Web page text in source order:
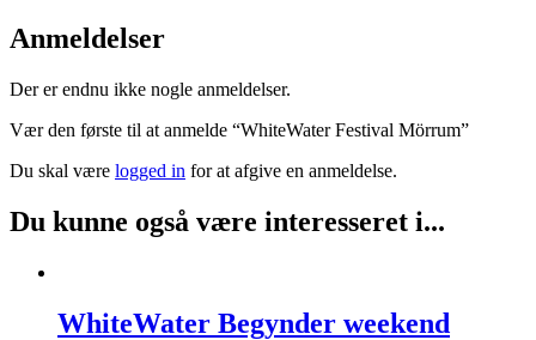
Anmeldelser
Der er endnu ikke nogle anmeldelser.
Vær den første til at anmelde “WhiteWater Festival Mörrum”
Du skal være logged in for at afgive en anmeldelse.
Du kunne også være interesseret i...
WhiteWater Begynder weekend